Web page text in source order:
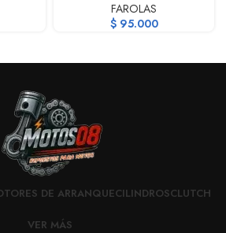
FAROLAS
$95.000
DE ARRANQUECILINDROSCLUTCH
VER MÁS